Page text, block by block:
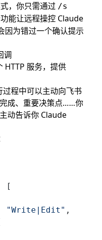
，你只需通过 /s
能让远程操控 Claude
为错过一个确认提示
调
HTTP 服务，提供
程中可以主动向飞书
成、重要决策点……你
动告诉你 Claude
[
"Write|Edit" ,